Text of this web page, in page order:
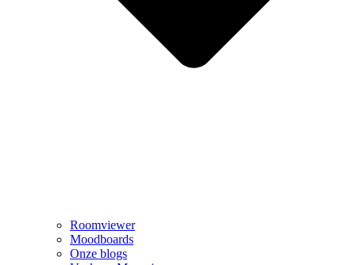
Roomviewer
Moodboards
Onze blogs